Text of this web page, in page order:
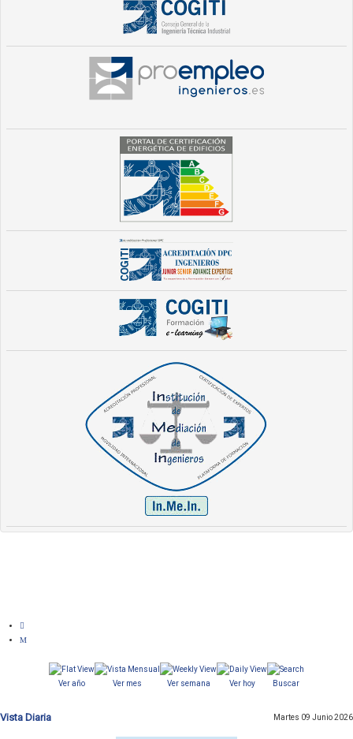
Ver año Ver mes Ver semana Ver hoy Buscar
Vista Diaria Martes 09 Junio 2026